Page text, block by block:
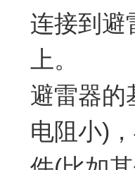
连接到避
上。
避雷器的
电阻小)